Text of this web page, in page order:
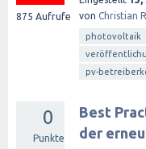
875 Aufrufe
von Christian
photovoltaik
pv-
0
Punkte
Best
der